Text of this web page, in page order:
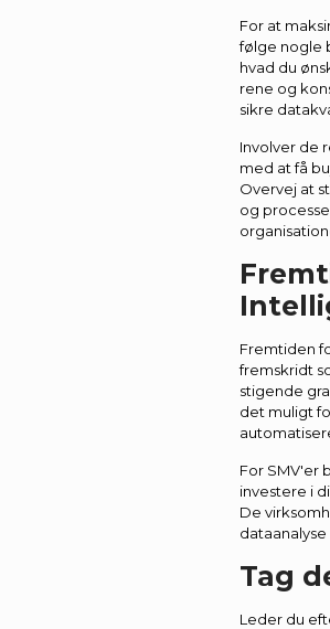
For at
følge nogle
hvad du
rene og
sikre
Involver de
med at få
Overvej at
og
Fremtiden
fremskridt
stigende
det muligt
For SMV'er
investere i
De
Tag
Leder du